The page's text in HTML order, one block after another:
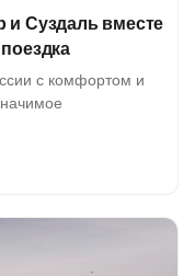
Суздаль вместе
с комфортом и